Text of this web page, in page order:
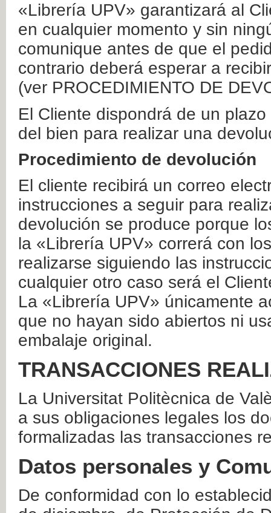
«Librería UPV» garantizará al
en cualquier momento y sin
comunique antes de que el
contrario deberá esperar a
(ver PROCEDIMIENTO DE
El Cliente dispondrá de un
del bien para realizar una
Procedimiento de devolución
El cliente recibirá un correo
instrucciones a seguir para
devolución se produce porque
la «Librería UPV» correrá con
realizarse siguiendo las
cualquier otro caso será el
La «Librería UPV» únicamente
que no hayan sido abiertos ni
embalaje original.
TRANSACCIONES
La Universitat Politècnica de
a sus obligaciones legales los
formalizadas las transacciones
Datos personales y
De conformidad con lo